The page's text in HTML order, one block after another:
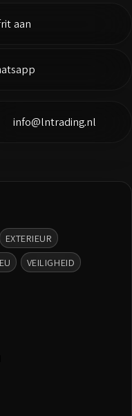
aan
info@lntrading.nl
EXTERIEUR
VEILIGHEID